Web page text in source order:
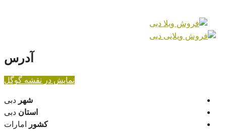
آدرس
نمایش در نقشه گوگل
شهر دبی
استان دبی
کشور
امارات